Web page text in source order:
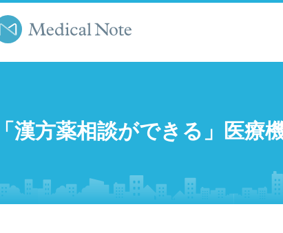
「漢方薬相談ができる」医療